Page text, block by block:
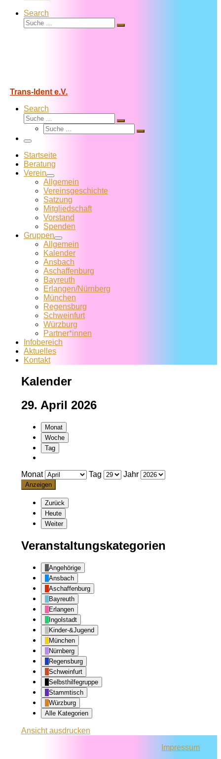
Search
Suche
Suche
Trans-Ident e.V.
Search
Suche
Suche
Suche
Suche
Menü
Startseite
Beratung
Verein
Allgemein
Vereins­geschichte
Satzung
Mitglied­schaft
Vorstand
Spenden
Gruppen
Allgemein
Kalender
Ansbach
Aschaffenburg
Bayreuth
Erlangen/Nürnberg
München
Regensburg
Schweinfurt
Würzburg
Partner*innen
Infobereich
Aktuelles
Kontakt
Kalender
29. April 2026
Monat
Woche
Tag
Monat Tag Jahr
Zurück
Heute
Weiter
Veranstaltungskategorien
Angehörige
Ansbach
Aschaffenburg
Bayreuth
Erlangen
Ingolstadt
Kinder-&Jugend
München
Nürnberg
Regensburg
Schweinfurt
Selbsthilfegruppe
Stammtisch
Würzburg
Alle Kategorien
Ansichtausdrucken
Impressum